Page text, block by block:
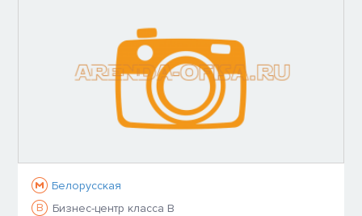
Белорусская
B
Бизнес-центр класса B